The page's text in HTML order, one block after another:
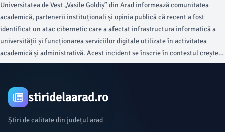
ce a vizat infrastructura IT a instituției
Universitatea de Vest „Vasile Goldiș” din Arad informează comunitatea
academică, partenerii instituționali și opinia publică că recent a fost
identificat un atac cibernetic care a afectat infrastructura informatică a
universității și funcționarea serviciilor digitale utilizate în activitatea
academică și administrativă. Acest incident se înscrie în contextul creșterii
numărului de atacuri cibernetice îndreptate împotriva instituțiilor publice
cât și la nivel internațional.
stiridelaarad.ro
Știri de calitate din județul arad